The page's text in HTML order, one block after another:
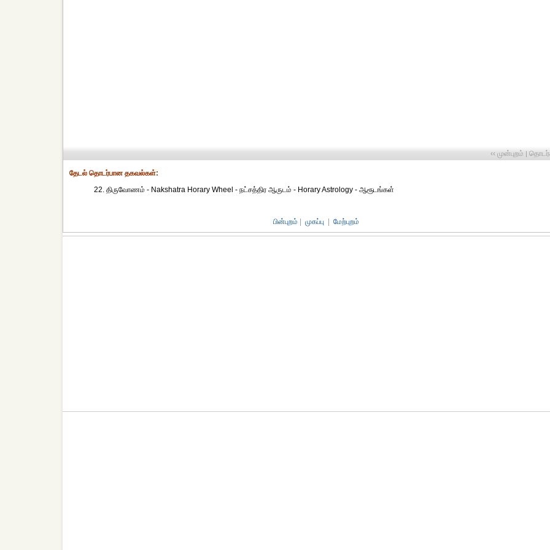
‹‹ முன்புறம் |
தேட‌ல் தொட‌ர்பான தகவ‌ல்க‌ள்:
22. திருவோணம் - Nakshatra Horary Wheel - நட்சத்திர ஆருடம் - Horary Astrology - ஆரூடங்கள்
பின்புறம் முகப்பு மேற்புறம்